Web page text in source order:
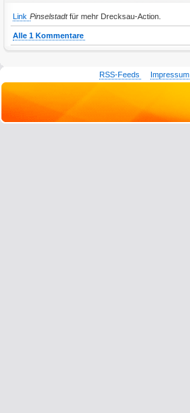
Link Pinselstadtfür mehr Drecksau-Action.
Alle 1 Kommentare
RSS-Feeds Impressum